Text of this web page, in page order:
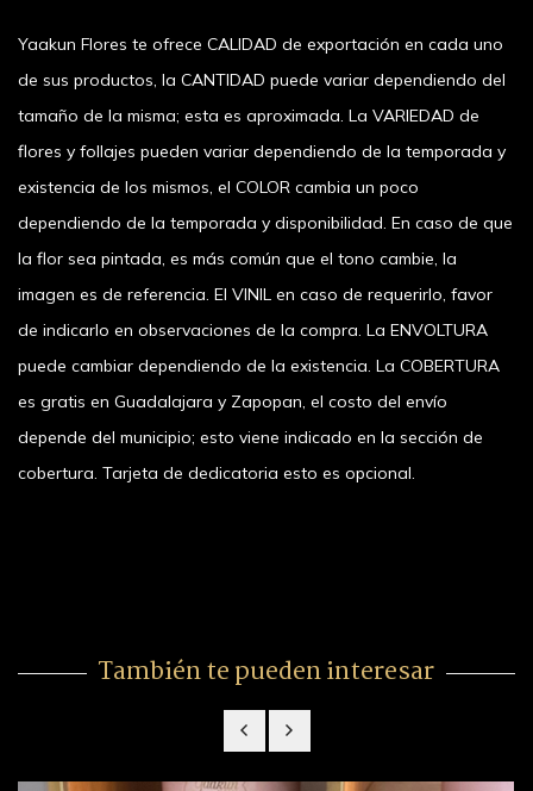
Yaakun Flores te ofrece CALIDAD de exportación en cada uno
de sus productos, la CANTIDAD puede variar dependiendo del
tamaño de la misma; esta es aproximada. La VARIEDAD de
flores y follajes pueden variar dependiendo de la temporada y
existencia de los mismos, el COLOR cambia un poco
dependiendo de la temporada y disponibilidad. En caso de que
la flor sea pintada, es más común que el tono cambie, la
imagen es de referencia. El VINIL en caso de requerirlo, favor
de indicarlo en observaciones de la compra. La ENVOLTURA
puede cambiar dependiendo de la existencia. La COBERTURA
es gratis en Guadalajara y Zapopan, el costo del envío
depende del municipio; esto viene indicado en la sección de
cobertura. Tarjeta de dedicatoria esto es opcional.
También te pueden interesar